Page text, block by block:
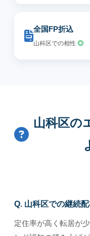
全国FP折込
山科区での相性 ◎
山科区の
Q. 山科区での継続
定住率が高く転居が